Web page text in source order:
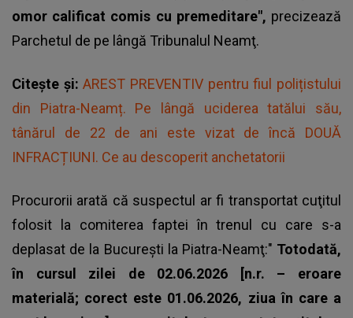
omor calificat comis cu premeditare", precizează
Parchetul de pe lângă Tribunalul Neamţ.
Citește și:AREST PREVENTIV pentru fiul polițistului
din Piatra-Neamț. Pe lângă uciderea tatălui său,
tânărul de 22 de ani este vizat de încă DOUĂ
INFRACȚIUNI. Ce au descoperit anchetatorii
Procurorii arată că suspectul ar fi transportat cuţitul
folosit la comiterea faptei în trenul
cu care s-a
deplasat de la Bucureşti la Piatra-Neamţ:" Totodată,
în cursul zilei de 02.06.2026 [n.r. – eroare
materială; corect este 01.06.2026, ziua în care a